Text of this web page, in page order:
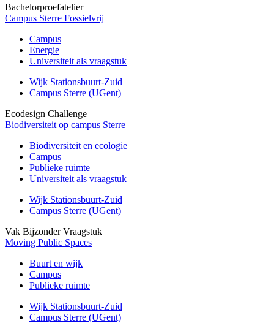
Bachelorproefatelier
Campus Sterre Fossielvrij
Campus
Energie
Universiteit als vraagstuk
Wijk Stationsbuurt-Zuid
Campus Sterre (UGent)
Ecodesign Challenge
Biodiversiteit op campus Sterre
Biodiversiteit en ecologie
Campus
Publieke ruimte
Universiteit als vraagstuk
Wijk Stationsbuurt-Zuid
Campus Sterre (UGent)
Vak Bijzonder Vraagstuk
Moving Public Spaces
Buurt en wijk
Campus
Publieke ruimte
Wijk Stationsbuurt-Zuid
Campus Sterre (UGent)